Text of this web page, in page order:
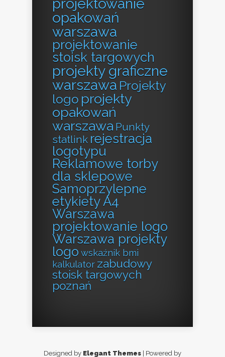
projektowanie
opakowań
warszawa
projektowanie
stoisk targowych
projekty graficzne
warszawa Projekty
logo projekty
opakowań
warszawa Punkty
statlink rejestracja
logotypu
Reklamowe torby
dla sklepowe
Samoprzylepne
etykiety A4
Warszawa
projektowanie logo
Warszawa projekty
logo wskaźnik bmi
kalkulator zabudowy
stoisk targowych
poznań
Designed by Elegant Themes | Powered by